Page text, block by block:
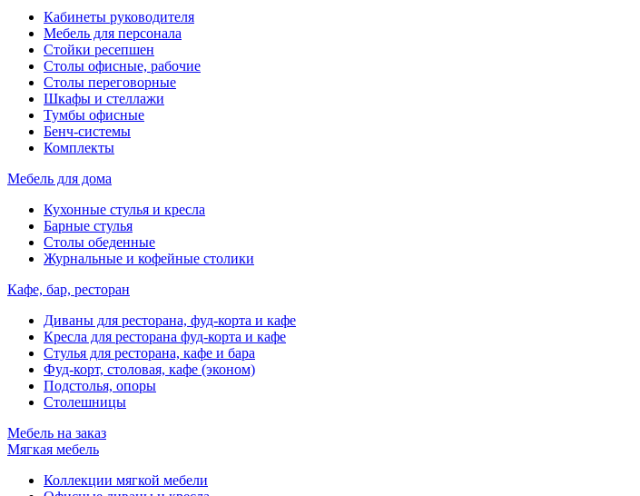
Кабинеты руководителя
Мебель для персонала
Стойки ресепшен
Столы офисные, рабочие
Столы переговорные
Шкафы и стеллажи
Тумбы офисные
Бенч-системы
Комплекты
Мебель для дома
Кухонные стулья и кресла
Барные стулья
Столы обеденные
Журнальные и кофейные столики
Кафе, бар, ресторан
Диваны для ресторана, фуд-корта и кафе
Кресла для ресторана фуд-корта и кафе
Стулья для ресторана, кафе и бара
Фуд-корт, столовая, кафе (эконом)
Подстолья, опоры
Столешницы
Мебель на заказ
Мягкая мебель
Коллекции мягкой мебели